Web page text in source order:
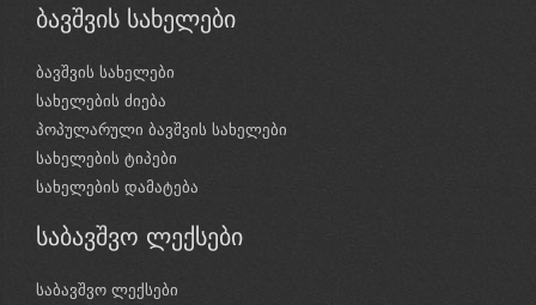
ბავშვის სახელები
ბავშვის სახელები
სახელების ძიება
პოპულარული ბავშვის სახელები
სახელების ტიპები
სახელების დამატება
საბავშვო ლექსები
საბავშვო ლექსები